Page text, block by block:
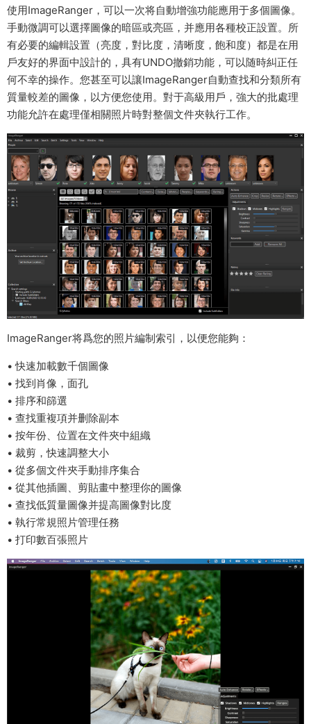
使用ImageRanger，可以一次将自動增強功能應用于多個圖像。
手動微調可以選擇圖像的暗區或亮區，并應用各種校正設置。所
有必要的編輯設置（亮度，對比度，清晰度，飽和度）都是在用
戶友好的界面中設計的，具有UNDO撤銷功能，可以随時糾正任
何不幸的操作。您甚至可以讓ImageRanger自動查找和分類所有
質量較差的圖像，以方便您使用。對于高級用戶，強大的批處理
功能允許在處理僅相關照片時對整個文件夾執行工作。
ImageRanger将爲您的照片編制索引，以便您能夠：
• 快速加載數千個圖像
• 找到肖像，面孔
• 排序和篩選
• 查找重複項并删除副本
• 按年份、位置在文件夾中組織
• 裁剪，快速調整大小
• 從多個文件夾手動排序集合
• 從其他插圖、剪貼畫中整理你的圖像
• 查找低質量圖像并提高圖像對比度
• 執行常規照片管理任務
• 打印數百張照片